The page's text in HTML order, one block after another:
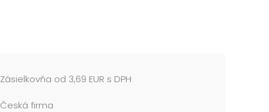
Zásielkovňa od 3,69 EUR s DPH
Česká firma